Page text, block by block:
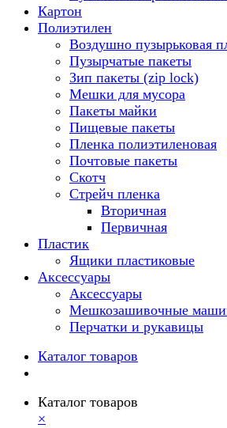
Картон
Полиэтилен
Воздушно пузырьковая
Пузырчатые пакеты
Зип пакеты (zip lock)
Мешки для мусора
Пакеты майки
Пищевые пакеты
Пленка полиэтиленовая
Почтовые пакеты
Скотч
Стрейч пленка
Вторичная
Первичная
Пластик
Ящики пластиковые
Аксессуары
Аксессуары
Мешкозашивочные
Перчатки и рукавицы
Каталог товаров
Каталог товаров
×